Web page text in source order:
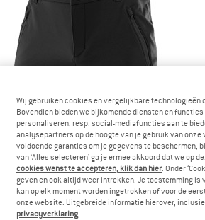
Wij gebruiken cookies en vergelijkbare
Bovendien bieden we bijkomende diensten en
personaliseren, resp. social-mediafuncties aan te
analysepartners op de hoogte van je gebruik van
voldoende garanties om je gegevens te beschermen,
van ‘Alles selecteren’ ga je ermee akkoord dat we op
cookies wenst te accepteren, klik dan hier. Onder
geven en ook altijd weer intrekken. Je toestemming
kan op elk moment worden ingetrokken of voor de
onze website. Uitgebreide informatie hierover,
privacyverklaring.